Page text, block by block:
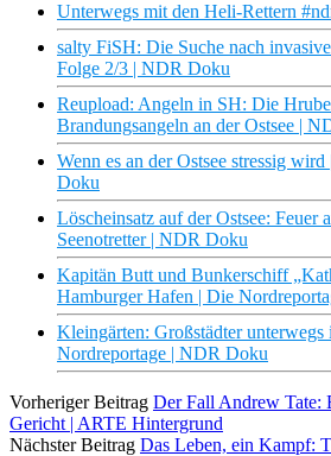
Unterwegs mit den Heli-Rettern
salty FiSH: Die Suche nach
Folge 2/3 | NDR Doku
Reupload: Angeln in SH: Die
Brandungsangeln an der Ostsee |
Wenn es an der Ostsee stressig
Doku
Löscheinsatz auf der Ostsee: Feuer
Seenotretter | NDR Doku
Kapitän Butt und Bunkerschiff
Hamburger Hafen | Die
Kleingärten: Großstädter unterwegs
Nordreportage | NDR Doku
Vorheriger Beitrag Der Fall Andrew Tate:
Gericht | ARTE Hintergrund
Nächster Beitrag Das Leben, ein Kampf: